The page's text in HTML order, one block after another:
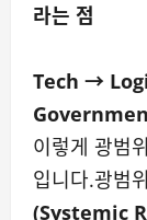
라는 점
Tech →
이렇게 광범
입니다.광범
(Systemic